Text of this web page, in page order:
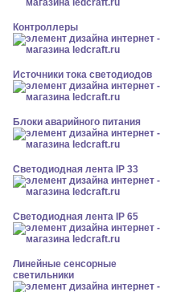
Контроллеры
Источники тока светодиодов
Блоки аварийного питания
Светодиодная лента IP 33
Светодиодная лента IP 65
Линейные сенсорные
светильники